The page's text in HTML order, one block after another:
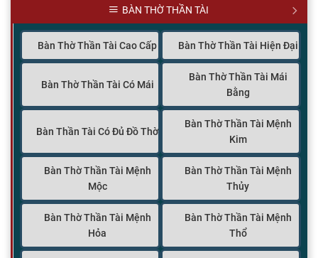
BÀN THỜ THẦN TÀI
Bàn Thờ Thần Tài Cao Cấp Bàn Thờ Thần Tài Hiện Đại
Bàn Thờ Thần Tài Có Mái
Bàn Thờ Thần Tài Mái
Bằng
Bàn Thần Tài Có Đủ Đồ Thờ
Bàn Thờ Thần Tài Mệnh
Kim
Bàn Thờ Thần Tài Mệnh
Mộc
Bàn Thờ Thần Tài Mệnh
Thủy
Bàn Thờ Thần Tài Mệnh
Hỏa
Bàn Thờ Thần Tài Mệnh
Thổ